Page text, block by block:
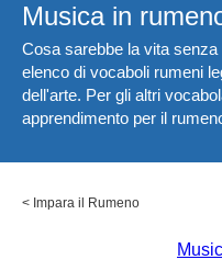
Musica in
Cosa sarebbe la vita
elenco di vocaboli rumeni
dell'arte. Per gli altri
apprendimento per il
< Impara il Rumeno